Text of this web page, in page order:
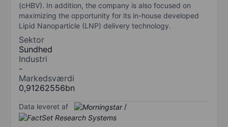
(cHBV). In addition, the company is also focused on
maximizing the opportunity for its in-house developed
Lipid Nanoparticle (LNP) delivery technology.
Sektor
Sundhed
Industri
-
Markedsværdi
0,91262556bn
Data leveret af /